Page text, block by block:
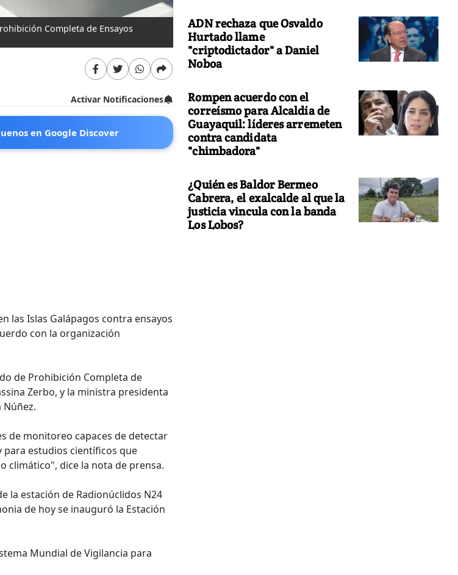
Completa de Ensayos
Activar Notificaciones
en Google Discover
las Islas Galápagos contra ensayos
con la organización
de Prohibición Completa de
Zerbo, y la ministra presidenta
Núñez.
de monitoreo capaces de detectar
para estudios científicos que
climático", dice la nota de prensa.
la estación de Radionúclidos N24
de hoy se inauguró la Estación
Mundial de Vigilancia para
ADN rechaza que Osvaldo
Hurtado llame
"criptodictador" a Daniel
Noboa
Rompen acuerdo con el
correísmo para Alcaldía de
Guayaquil: líderes arremeten
contra candidata
"chimbadora"
¿Quién es Baldor Bermeo
Cabrera, el exalcalde al que la
justicia vincula con la banda
Los Lobos?